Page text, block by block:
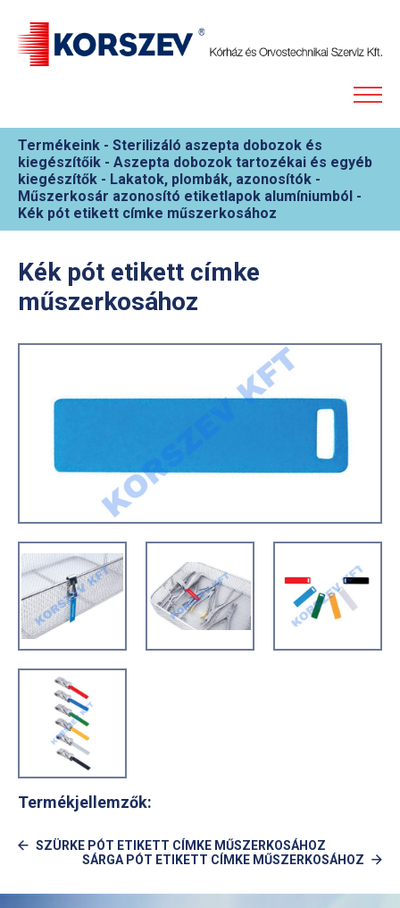
Termékeink - Sterilizáló aszepta dobozok és
kiegészítőik - Aszepta dobozok tartozékai és egyéb
kiegészítők - Lakatok, plombák, azonosítók -
Műszerkosár azonosító etiketlapok alumíniumból -
Kék pót etikett címke műszerkosához
Kék pót etikett címke
műszerkosához
Termékjellemzők:
SZÜRKE PÓT ETIKETT CÍMKE MŰSZERKOSÁHOZ
SÁRGA PÓT ETIKETT CÍMKE MŰSZERKOSÁHOZ